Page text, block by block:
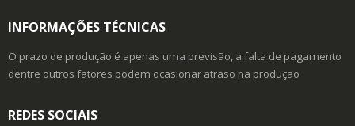
INFORMAÇÕES TÉCNICAS
O prazo de produção é apenas uma previsão, a falta de pagamento
dentre outros fatores podem ocasionar atraso na produção
REDES SOCIAIS